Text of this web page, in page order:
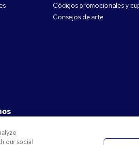
Códigos promocionales y
Consejos de arte
our social